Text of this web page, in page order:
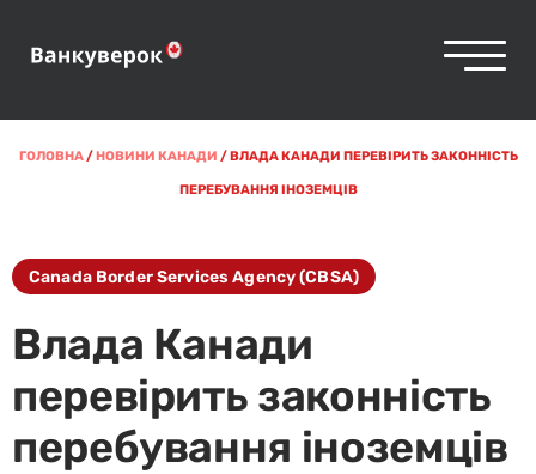
ГОЛОВНА/НОВИНИ КАНАДИ /ВЛАДА КАНАДИ ПЕРЕВІРИТЬ ЗАКОННІСТЬ
ПЕРЕБУВАННЯ ІНОЗЕМЦІВ
Canada Border Services Agency (CBSA)
Влада Канади
перевірить законність
перебування іноземців